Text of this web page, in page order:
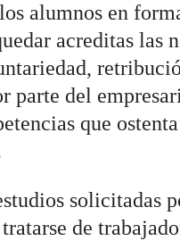
alumnos en
acreditas las
parte del
que
solicitadas
de